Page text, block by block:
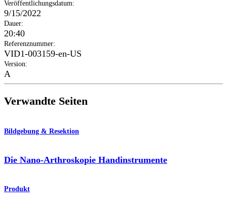
Veröffentlichungsdatum:
9/15/2022
Dauer:
20:40
Referenznummer:
VID1-003159-en-US
Version:
A
Verwandte Seiten
Bildgebung & Resektion
Die Nano-Arthroskopie Handinstrumente
Produkt